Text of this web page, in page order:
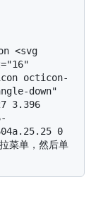
octicon-
down"
3.396
0
单，然后单